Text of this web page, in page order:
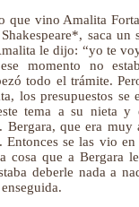
que vino Amalita
saca un
le dijo: “yo te
momento no
todo el trámite.
los presupuestos se
tema a su nieta y
Bergara, que era
Entonces se las vio
cosa que a Bergara
deberle nada a